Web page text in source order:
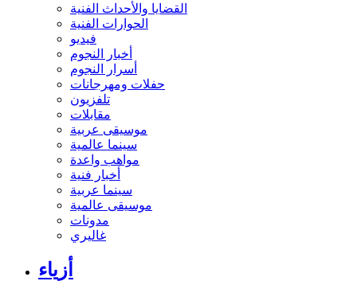
القضايا والأحداث الفنية
الحوارات الفنية
فيديو
أخبار النجوم
أسرار النجوم
حفلات ومهرجانات
تلفزيون
مقابلات
موسيقى عربية
سينما عالمية
مواهب واعدة
أخبار فنية
سينما عربية
موسيقى عالمية
مدونات
غاليري
أزياء